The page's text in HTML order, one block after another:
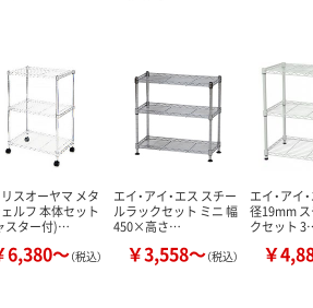
スオーヤマ メタ
ルフ 本体セット
スター付)…
6,380～（税込）
エイ・アイ・エス スチー
ルラックセット ミニ 幅
450×高さ…
￥3,558～（税込）
エイ・アイ
径19mm
クセット
￥